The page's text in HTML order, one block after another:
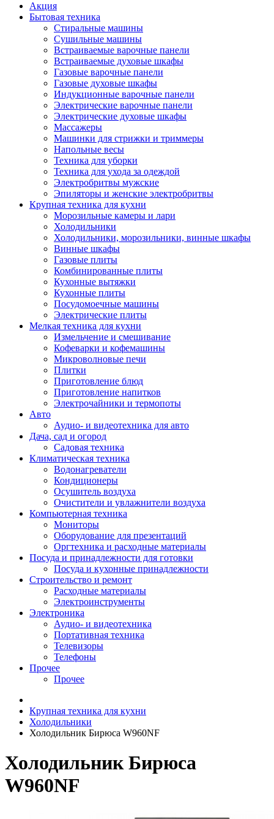
Акция
Бытовая техника
Стиральные машины
Сушильные машины
Встраиваемые варочные панели
Встраиваемые духовые шкафы
Газовые варочные панели
Газовые духовые шкафы
Индукционные варочные панели
Электрические варочные панели
Электрические духовые шкафы
Массажеры
Машинки для стрижки и триммеры
Напольные весы
Техника для уборки
Техника для ухода за одеждой
Электробритвы мужские
Эпиляторы и женские электробритвы
Крупная техника для кухни
Морозильные камеры и лари
Холодильники
Холодильники, морозильники, винные шкафы
Винные шкафы
Газовые плиты
Комбинированные плиты
Кухонные вытяжки
Кухонные плиты
Посудомоечные машины
Электрические плиты
Мелкая техника для кухни
Измельчение и смешивание
Кофеварки и кофемашины
Микроволновые печи
Плитки
Приготовление блюд
Приготовление напитков
Электрочайники и термопоты
Авто
Аудио- и видеотехника для авто
Дача, сад и огород
Садовая техника
Климатическая техника
Водонагреватели
Кондиционеры
Осушитель воздуха
Очистители и увлажнители воздуха
Компьютерная техника
Мониторы
Оборудование для презентаций
Оргтехника и расходные материалы
Посуда и принадлежности для готовки
Посуда и кухонные принадлежности
Строительство и ремонт
Расходные материалы
Электроинструменты
Электроника
Аудио- и видеотехника
Портативная техника
Телевизоры
Телефоны
Прочее
Прочее
Крупная техника для кухни
Холодильники
Холодильник Бирюса W960NF
Холодильник Бирюса
W960NF